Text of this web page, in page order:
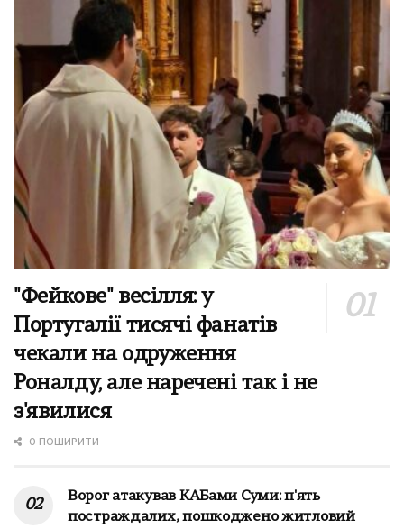
"Фейкове" весілля: у
Португалії тисячі фанатів
чекали на одруження
Роналду, але наречені так і не
з'явилися
0 ПОШИРИТИ
Ворог атакував КАБами Суми: п'ять
постраждалих, пошкоджено житловий